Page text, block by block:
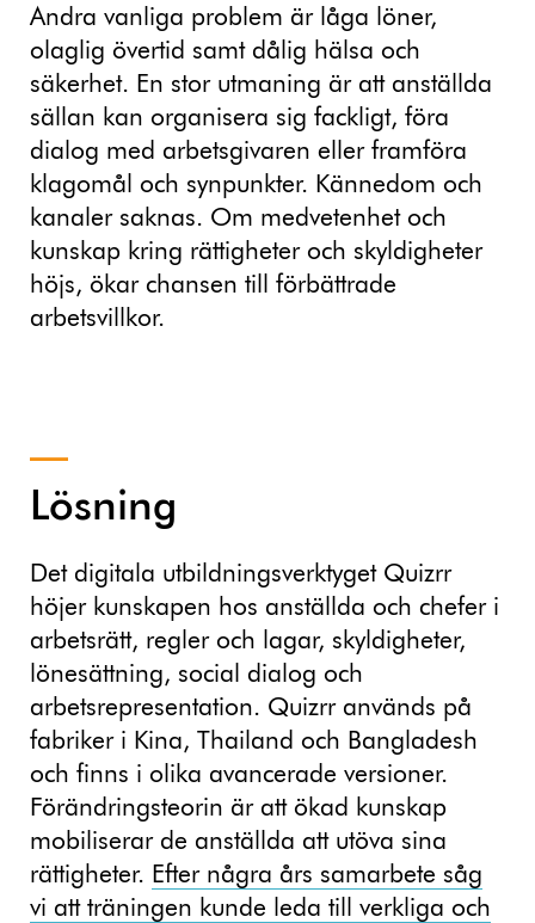
Andra vanliga problem är låga löner,
olaglig övertid samt dålig hälsa och
säkerhet. En stor utmaning är att anställda
sällan kan organisera sig fackligt, föra
dialog med arbetsgivaren eller framföra
klagomål och synpunkter. Kännedom och
kanaler saknas. Om medvetenhet och
kunskap kring rättigheter och skyldigheter
höjs, ökar chansen till förbättrade
arbetsvillkor.
Lösning
Det digitala utbildningsverktyget Quizrr
höjer kunskapen hos anställda och chefer i
arbetsrätt, regler och lagar, skyldigheter,
lönesättning, social dialog och
arbetsrepresentation. Quizrr används på
fabriker i Kina, Thailand och Bangladesh
och finns i olika avancerade versioner.
Förändringsteorin är att ökad kunskap
mobiliserar de anställda att utöva sina
rättigheter. Efter några års samarbete såg
vi att träningen kunde leda till verkliga och